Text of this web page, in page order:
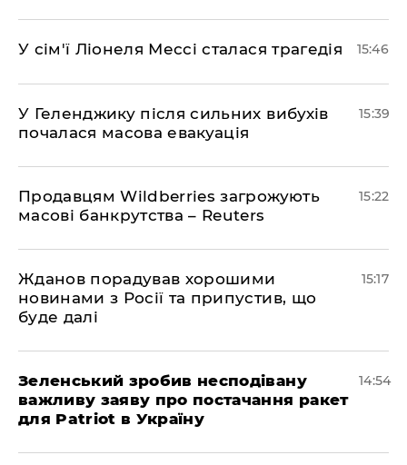
У сім'ї Ліонеля Мессі сталася трагедія 15:46
У Геленджику після сильних вибухів
почалася масова евакуація
15:39
Продавцям Wildberries загрожують
масові банкрутства – Reuters
15:22
Жданов порадував хорошими
новинами з Росії та припустив, що
буде далі
15:17
Зеленський зробив несподівану
важливу заяву про постачання ракет
для Patriot в Україну
14:54